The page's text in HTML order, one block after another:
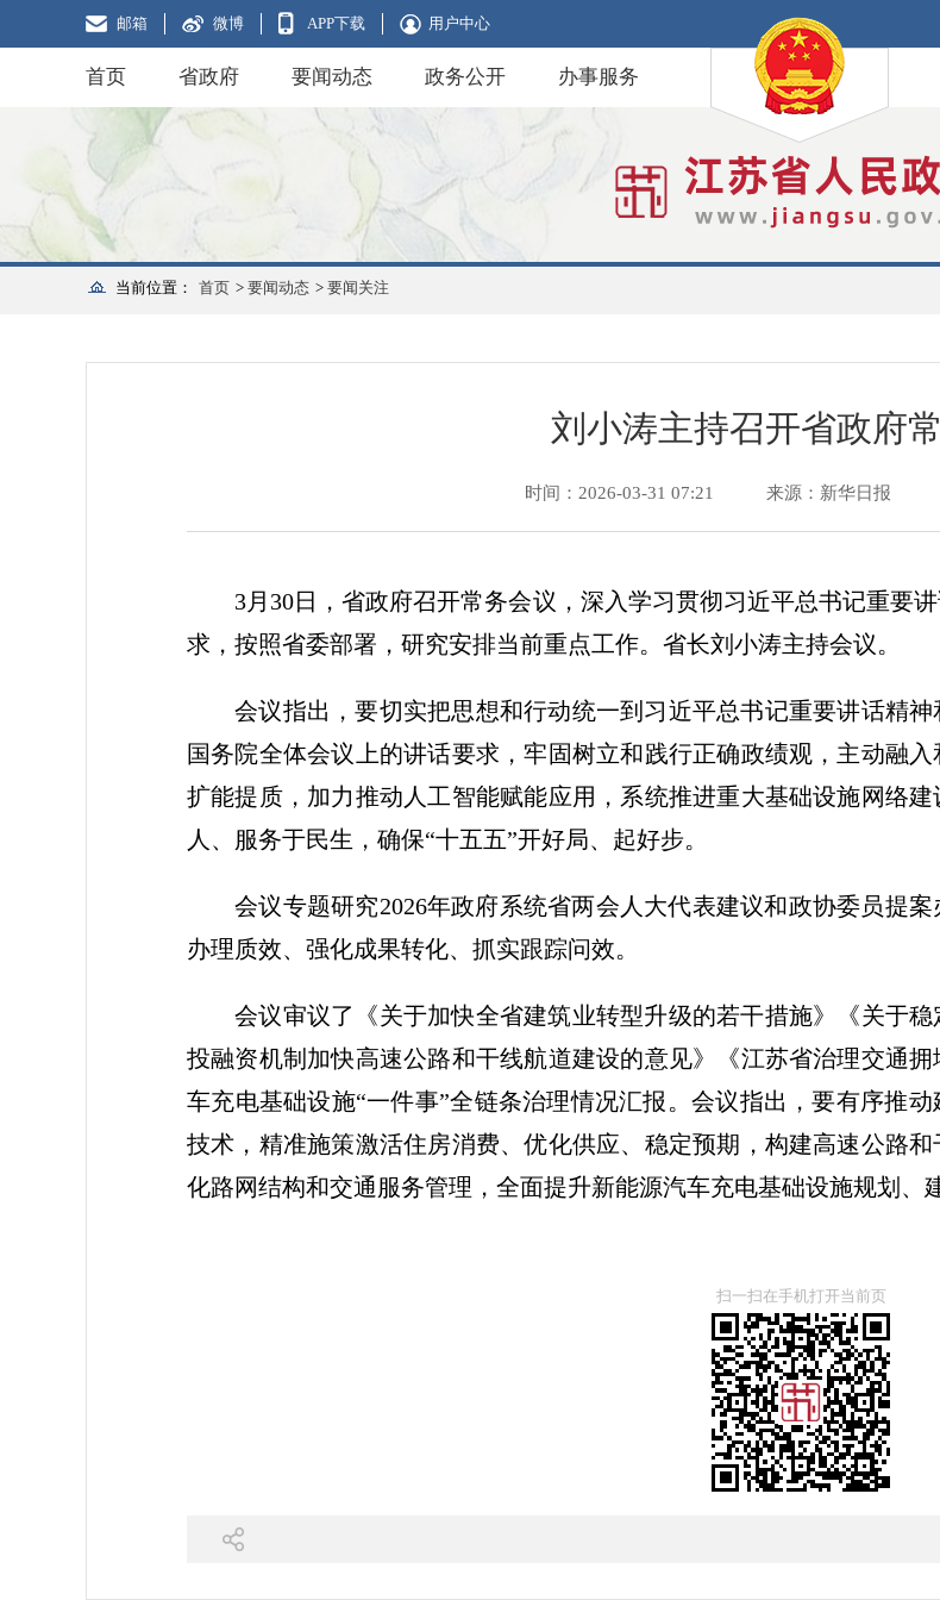
邮箱 微博 APP下载 用户中心
首页 省政府 要闻动态 政务公开 办事服务
当前位置： 首页 > 要闻动态 > 要闻关注
刘小涛主持召开省政府
时间：2026-03-31 07:21 来源：新华日报
3月30日，省政府召开常务会议，深入学习贯彻习近平总书记重要
求，按照省委部署，研究安排当前重点工作。省长刘小涛主持会议。
会议指出，要切实把思想和行动统一到习近平总书记重要讲话精
国务院全体会议上的讲话要求，牢固树立和践行正确政绩观，主动融
扩能提质，加力推动人工智能赋能应用，系统推进重大基础设施网络
人、服务于民生，确保“十五五”开好局、起好步。
会议专题研究2026年政府系统省两会人大代表建议和政协委员提
办理质效、强化成果转化、抓实跟踪问效。
会议审议了《关于加快全省建筑业转型升级的若干措施》《关于
投融资机制加快高速公路和干线航道建设的意见》《江苏省治理交通
车充电基础设施“一件事”全链条治理情况汇报。会议指出，要有序推
技术，精准施策激活住房消费、优化供应、稳定预期，构建高速公路
化路网结构和交通服务管理，全面提升新能源汽车充电基础设施规划、
扫一扫在手机打开当前页